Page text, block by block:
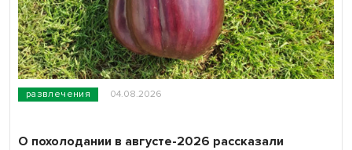
развлечения 04.08.2026
О похолодании в августе-2026 рассказали